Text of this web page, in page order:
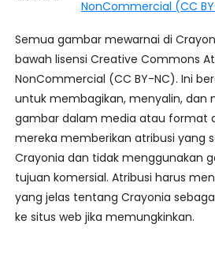
NonCommercial (CC
Semua gambar mewarnai di
bawah lisensi Creative Commons
NonCommercial (CC BY-NC). Ini
untuk membagikan, menyalin, dan
gambar dalam media atau format
mereka memberikan atribusi yang
Crayonia dan tidak menggunakan
tujuan komersial. Atribusi harus
yang jelas tentang Crayonia
ke situs web jika memungkinkan.